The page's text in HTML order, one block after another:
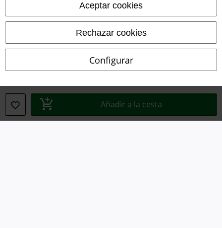
Aceptar cookies
Rechazar cookies
Configurar
Añadir a la cesta
Eliminación de residuos y protección del medioambiente
Declaración de Conformidad
Configuración Cookies
Cancelar pedido